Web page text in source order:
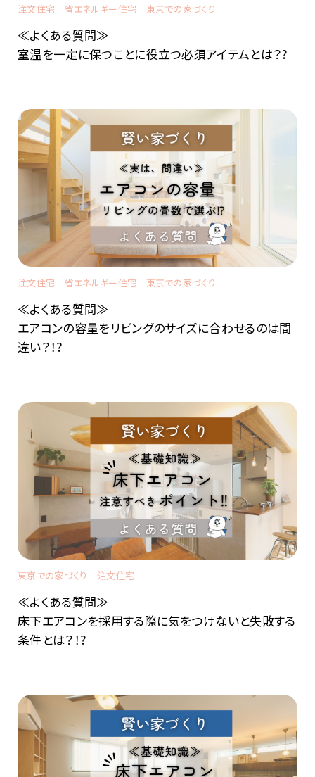
注文住宅 省エネルギー住宅 東京での家づくり
≪よくある質問≫
室温を一定に保つことに役立つ必須アイテムとは？?
注文住宅 省エネルギー住宅 東京での家づくり
≪よくある質問≫
エアコンの容量をリビングのサイズに合わせるのは間
違い？！?
東京での家づくり 注文住宅
≪よくある質問≫
床下エアコンを採用する際に気をつけないと失敗する
条件とは？！?